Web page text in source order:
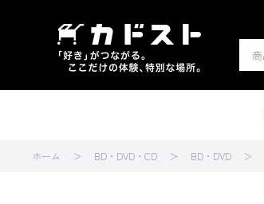
ホーム BD・DVD・CD BD・DVD